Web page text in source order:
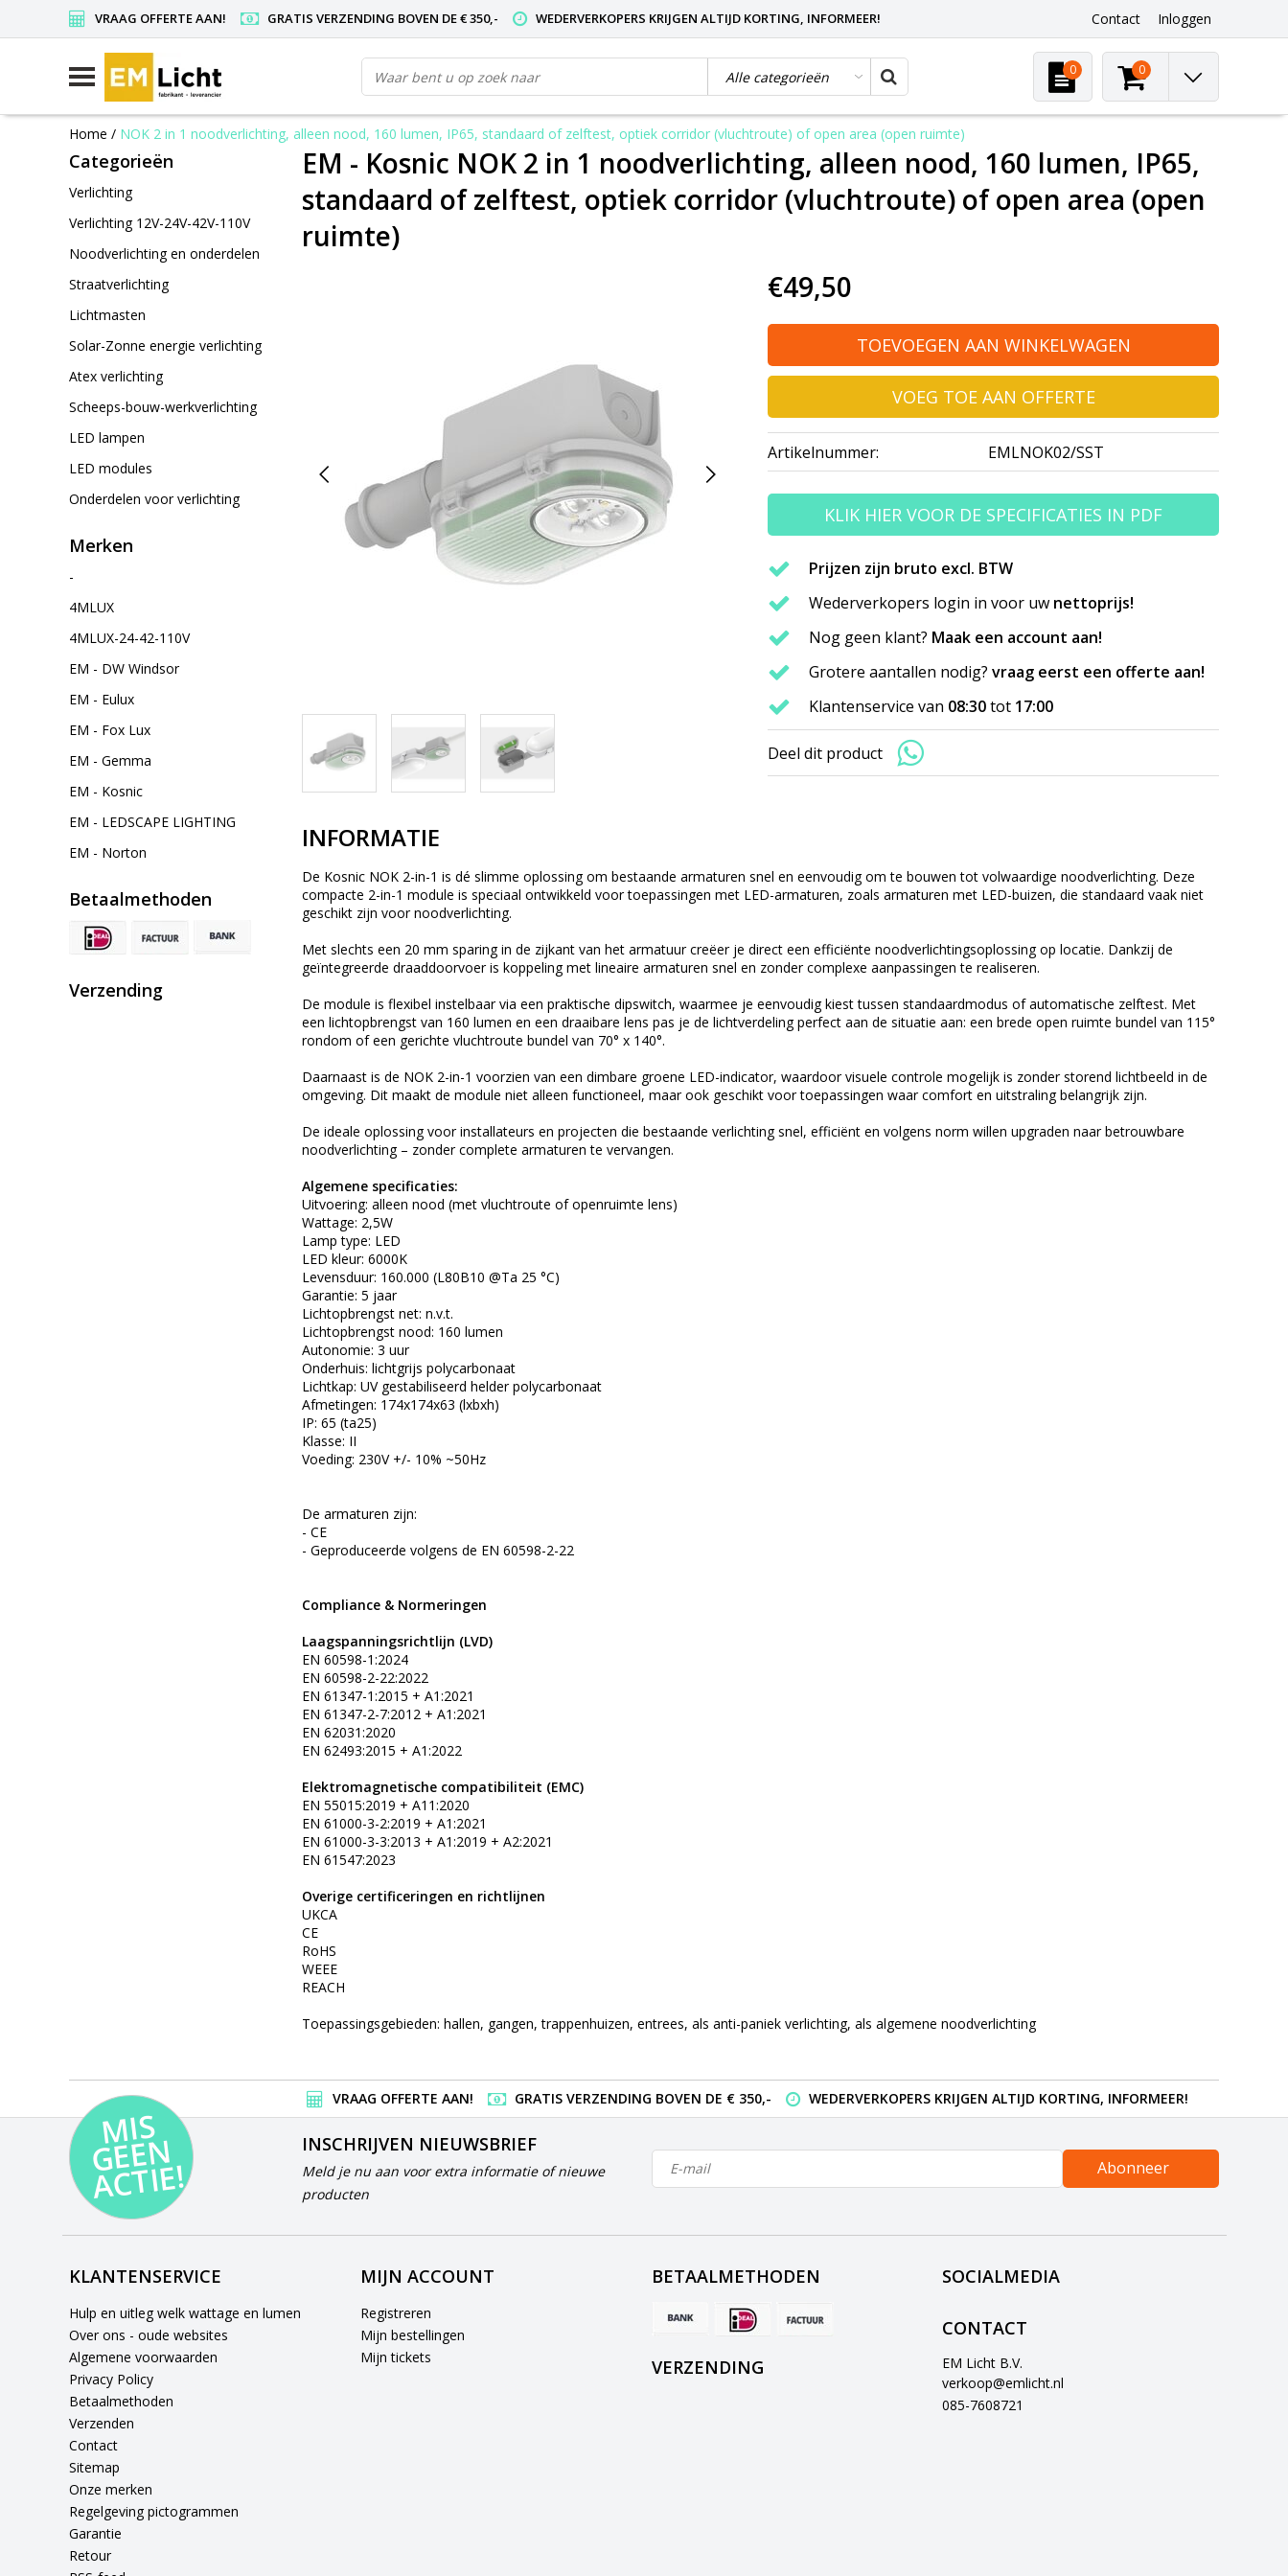
VRAAG OFFERTE AAN! GRATIS VERZENDING BOVEN DE € 350,- WEDERVERKOPERS KRIJGEN ALTIJD KORTING, INFORMEER! Contact Inloggen
0 0
Home / NOK 2 in 1 noodverlichting, alleen nood, 160 lumen, IP65, standaard of zelftest, optiek corridor (vluchtroute) of open area (open ruimte)
Categorieën
Verlichting
Verlichting 12V-24V-42V-110V
Noodverlichting en onderdelen
Straatverlichting
Lichtmasten
Solar-Zonne energie verlichting
Atex verlichting
Scheeps-bouw-werkverlichting
LED lampen
LED modules
Onderdelen voor verlichting
Merken
-
4MLUX
4MLUX-24-42-110V
EM - DW Windsor
EM - Eulux
EM - Fox Lux
EM - Gemma
EM - Kosnic
EM - LEDSCAPE LIGHTING
EM - Norton
Betaalmethoden
Verzending
EM - Kosnic NOK 2 in 1 noodverlichting, alleen nood, 160 lumen, IP65,
standaard of zelftest, optiek corridor (vluchtroute) of open area (open
ruimte)
€49,50
TOEVOEGEN AAN WINKELWAGEN
VOEG TOE AAN OFFERTE
Artikelnummer: EMLNOK02/SST
KLIK HIER VOOR DE SPECIFICATIES IN PDF
Prijzen zijn bruto excl. BTW
Wederverkopers login in voor uw nettoprijs!
Nog geen klant? Maak een account aan!
Grotere aantallen nodig? vraag eerst een offerte aan!
Klantenservice van 08:30tot 17:00
Deel dit product
INFORMATIE
De Kosnic NOK 2-in-1 is dé slimme oplossing om bestaande armaturen snel en eenvoudig om te bouwen tot volwaardige noodverlichting. Deze
compacte 2-in-1 module is speciaal ontwikkeld voor toepassingen met LED-armaturen, zoals armaturen met LED-buizen, die standaard vaak niet
geschikt zijn voor noodverlichting.
Met slechts een 20 mm sparing in de zijkant van het armatuur creëer je direct een efficiënte noodverlichtingsoplossing op locatie. Dankzij de
geïntegreerde draaddoorvoer is koppeling met lineaire armaturen snel en zonder complexe aanpassingen te realiseren.
De module is flexibel instelbaar via een praktische dipswitch, waarmee je eenvoudig kiest tussen standaardmodus of automatische zelftest. Met
een lichtopbrengst van 160 lumen en een draaibare lens pas je de lichtverdeling perfect aan de situatie aan: een brede open ruimte bundel van 115°
rondom of een gerichte vluchtroute bundel van 70° x 140°.
Daarnaast is de NOK 2-in-1 voorzien van een dimbare groene LED-indicator, waardoor visuele controle mogelijk is zonder storend lichtbeeld in de
omgeving. Dit maakt de module niet alleen functioneel, maar ook geschikt voor toepassingen waar comfort en uitstraling belangrijk zijn.
De ideale oplossing voor installateurs en projecten die bestaande verlichting snel, efficiënt en volgens norm willen upgraden naar betrouwbare
noodverlichting – zonder complete armaturen te vervangen.
Algemene specificaties:
Uitvoering: alleen nood (met vluchtroute of openruimte lens)
Wattage: 2,5W
Lamp type: LED
LED kleur: 6000K
Levensduur: 160.000 (L80B10 @Ta 25 °C)
Garantie: 5 jaar
Lichtopbrengst net: n.v.t.
Lichtopbrengst nood: 160 lumen
Autonomie: 3 uur
Onderhuis: lichtgrijs polycarbonaat
Lichtkap: UV gestabiliseerd helder polycarbonaat
Afmetingen: 174x174x63 (lxbxh)
IP: 65 (ta25)
Klasse: II
Voeding: 230V +/- 10% ~50Hz
De armaturen zijn:
- CE
- Geproduceerde volgens de EN 60598-2-22
Compliance & Normeringen
Laagspanningsrichtlijn (LVD)
EN 60598-1:2024
EN 60598-2-22:2022
EN 61347-1:2015 + A1:2021
EN 61347-2-7:2012 + A1:2021
EN 62031:2020
EN 62493:2015 + A1:2022
Elektromagnetische compatibiliteit (EMC)
EN 55015:2019 + A11:2020
EN 61000-3-2:2019 + A1:2021
EN 61000-3-3:2013 + A1:2019 + A2:2021
EN 61547:2023
Overige certificeringen en richtlijnen
UKCA
CE
RoHS
WEEE
REACH
Toepassingsgebieden: hallen, gangen, trappenhuizen, entrees, als anti-paniek verlichting, als algemene noodverlichting
VRAAG OFFERTE AAN! GRATIS VERZENDING BOVEN DE € 350,- WEDERVERKOPERS KRIJGEN ALTIJD KORTING, INFORMEER!
MI
S
G
E
E
N
A
C
TI
E!
INSCHRIJVEN NIEUWSBRIEF
Meld je nu aan voor extra informatie of nieuwe
producten
Abonneer
KLANTENSERVICE
Hulp en uitleg welk wattage en lumen
Over ons - oude websites
Algemene voorwaarden
Privacy Policy
Betaalmethoden
Verzenden
Contact
Sitemap
Onze merken
Regelgeving pictogrammen
Garantie
Retour
MIJN ACCOUNT
Registreren
Mijn bestellingen
Mijn tickets
BETAALMETHODEN
VERZENDING
SOCIALMEDIA
CONTACT
EM Licht B.V.
verkoop@emlicht.nl
085-7608721